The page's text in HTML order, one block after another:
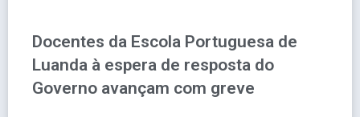
Docentes da Escola Portuguesa de
Luanda à espera de resposta do
Governo avançam com greve